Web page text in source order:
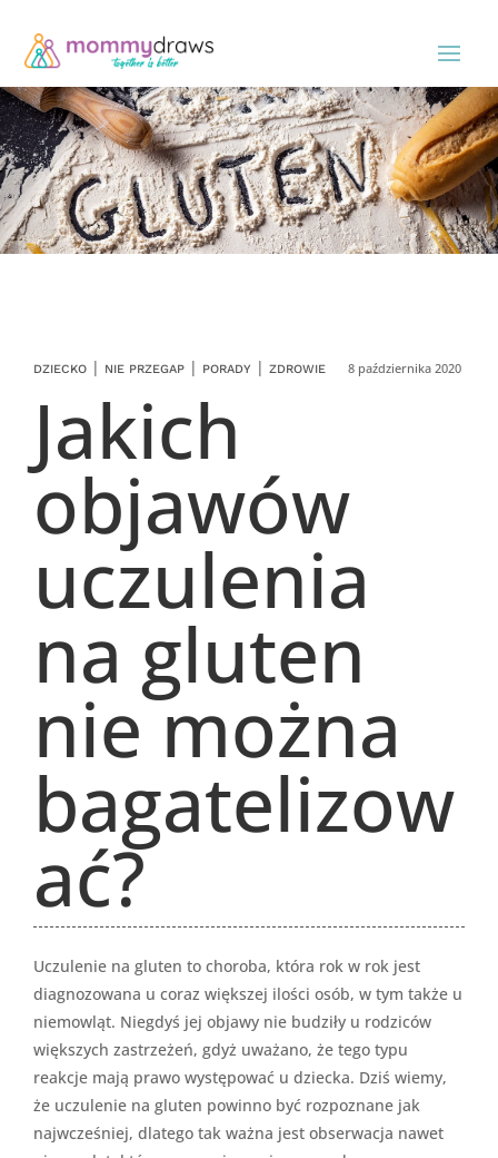
DZIECKO | NIE PRZEGAP | PORADY | ZDROWIE 8 października 2020
Jakich
objawów
uczulenia
na gluten
nie można
bagatelizow
ać?
Uczulenie na gluten to choroba, która rok w rok jest
diagnozowana u coraz większej ilości osób, w tym także u
niemowląt. Niegdyś jej objawy nie budziły u rodziców
większych zastrzeżeń, gdyż uważano, że tego typu
reakcje mają prawo występować u dziecka. Dziś wiemy,
że uczulenie na gluten powinno być rozpoznane jak
najwcześniej, dlatego tak ważna jest obserwacja nawet